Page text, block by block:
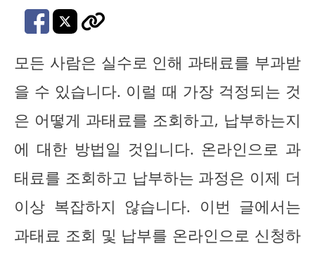
모든 사람은 실수로 인해 과태료를 부과받
을 수 있습니다. 이럴 때 가장 걱정되는 것
은 어떻게 과태료를 조회하고, 납부하는지
에 대한 방법일 것입니다. 온라인으로 과
태료를 조회하고 납부하는 과정은 이제 더
이상 복잡하지 않습니다. 이번 글에서는
과태료 조회 및 납부를 온라인으로 신청하